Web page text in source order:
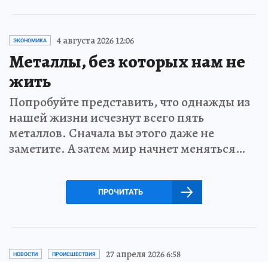
ЭКОНОМИКА 4 августа 2026 12:06
Металлы, без которых нам не
жить
Попробуйте представить, что однажды из
нашей жизни исчезнут всего пять
металлов. Сначала вы этого даже не
заметите. А затем мир начнет меняться…
ПРОЧИТАТЬ
НОВОСТИ ПРОИСШЕСТВИЯ 27 апреля 2026 6:58